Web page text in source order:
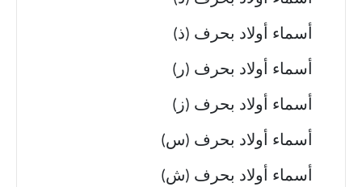
أسماء أولاد بحرف (ذ)
أسماء أولاد بحرف (ر)
أسماء أولاد بحرف (ز)
أسماء أولاد بحرف (س)
أسماء أولاد بحرف (ش)